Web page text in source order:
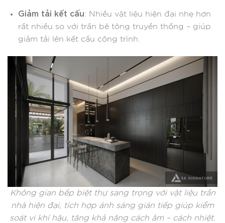
Giảm tải kết cấu: Nhiều vật liệu hiện đại nhẹ hơn
rất nhiều so với trần bê tông truyền thống – giúp
giảm tải lên kết cấu công trình.
Không gian bếp biệt thự sang trọng với vật liệu trần
nhà hiện đại, tích hợp ánh sáng gián tiếp giúp kiểm
soát vi khí hậu, tăng khả năng cách âm – cách nhiệt.